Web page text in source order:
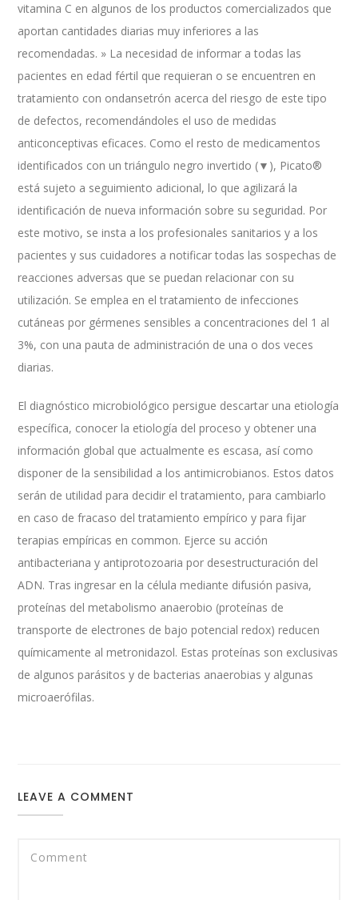
vitamina C en algunos de los productos comercializados que
aportan cantidades diarias muy inferiores a las
recomendadas. » La necesidad de informar a todas las
pacientes en edad fértil que requieran o se encuentren en
tratamiento con ondansetrón acerca del riesgo de este tipo
de defectos, recomendándoles el uso de medidas
anticonceptivas eficaces. Como el resto de medicamentos
identificados con un triángulo negro invertido (▼), Picato®
está sujeto a seguimiento adicional, lo que agilizará la
identificación de nueva información sobre su seguridad. Por
este motivo, se insta a los profesionales sanitarios y a los
pacientes y sus cuidadores a notificar todas las sospechas de
reacciones adversas que se puedan relacionar con su
utilización. Se emplea en el tratamiento de infecciones
cutáneas por gérmenes sensibles a concentraciones del 1 al
3%, con una pauta de administración de una o dos veces
diarias.
El diagnóstico microbiológico persigue descartar una etiología
específica, conocer la etiología del proceso y obtener una
información global que actualmente es escasa, así como
disponer de la sensibilidad a los antimicrobianos. Estos datos
serán de utilidad para decidir el tratamiento, para cambiarlo
en caso de fracaso del tratamiento empírico y para fijar
terapias empíricas en common. Ejerce su acción
antibacteriana y antiprotozoaria por desestructuración del
ADN. Tras ingresar en la célula mediante difusión pasiva,
proteínas del metabolismo anaerobio (proteínas de
transporte de electrones de bajo potencial redox) reducen
químicamente al metronidazol. Estas proteínas son exclusivas
de algunos parásitos y de bacterias anaerobias y algunas
microaerófilas.
LEAVE A COMMENT